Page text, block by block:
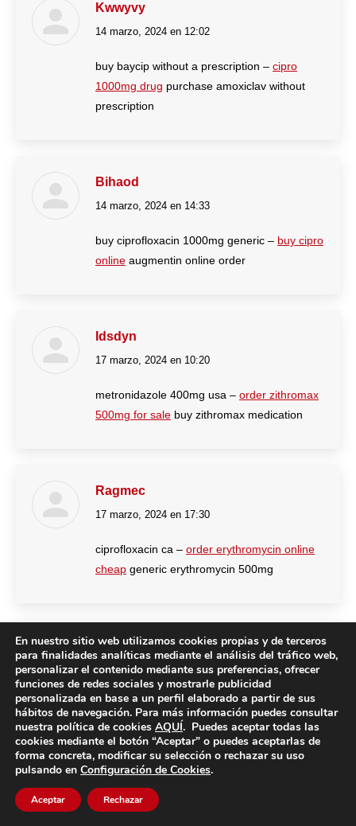
Kwwyvy
dice:
14 marzo, 2024 en 12:02
buy baycip without a prescription – cipro
1000mg drug purchase amoxiclav without
prescription
Bihaod
dice:
14 marzo, 2024 en 14:33
buy ciprofloxacin 1000mg generic – buy cipro
online augmentin online order
Idsdyn
dice:
17 marzo, 2024 en 10:20
metronidazole 400mg usa – order zithromax
500mg for sale buy zithromax medication
Ragmec
dice:
17 marzo, 2024 en 17:30
ciprofloxacin ca – order erythromycin online
cheap generic erythromycin 500mg
Nhunev
dice:
19 marzo, 2024 en 15:13
order valacyclovir 500mg online cheap –
diltiazem pill buy zovirax pill
Vetqlv
En nuestro sitio web utilizamos cookies propias y de terceros
para finalidades analíticas mediante el análisis del tráfico web,
personalizar el contenido mediante sus preferencias, ofrecer
funciones de redes sociales y mostrarle publicidad
personalizada en base a un perfil elaborado a partir de sus
hábitos de navegación. Para más información puedes consultar
nuestra política de cookies AQUÍ. Puedes aceptar todas las
cookies mediante el botón “Aceptar” o puedes aceptarlas de
forma concreta, modificar su selección o rechazar su uso
pulsando en Configuración de Cookies.
Aceptar Rechazar